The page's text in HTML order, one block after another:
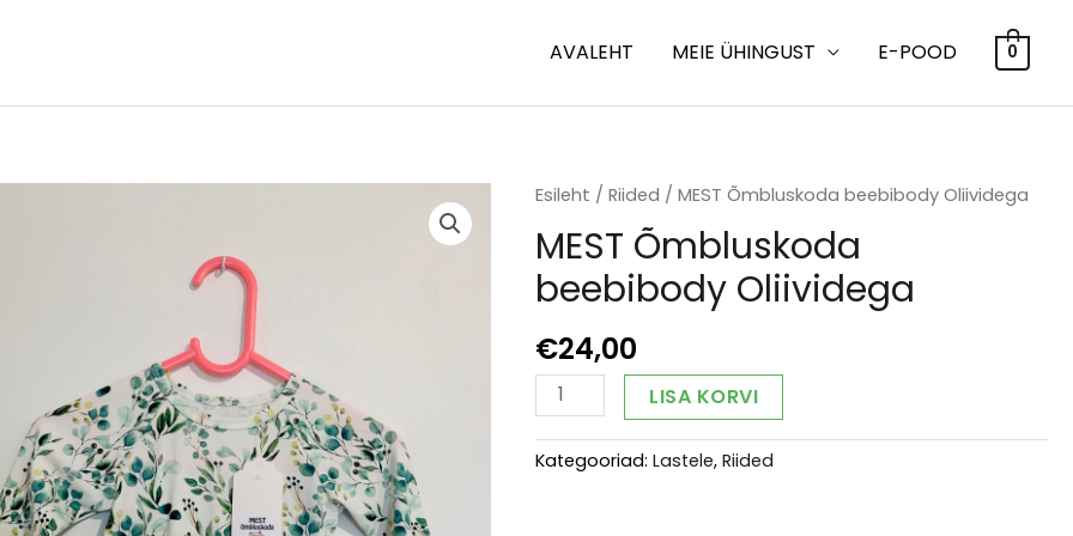
AVALEHT MEIE ÜHINGUST E-POOD 0
Esileht /Riided / MEST Õmbluskoda beebibody Oliividega
MEST Õmbluskoda
beebibody Oliividega
€24,00
MEST
Õmbluskoda
beebibody
Oliividega
LISA KORVI
Alternative:
Kategooriad:Lastele,Riided